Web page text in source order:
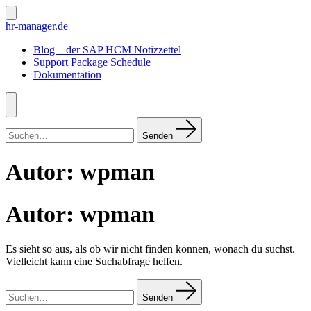
Zum
Inhalt
Suche
ein-/ausblenden
hr-manager.de
Blog – der SAP HCM Notizzettel
Support Package Schedule
Dokumentation
Menü
nach:
Senden
Autor: wpman
Autor: wpman
Es sieht so aus, als ob wir nicht finden können, wonach du suchst.
Vielleicht kann eine Suchabfrage helfen.
nach:
Senden